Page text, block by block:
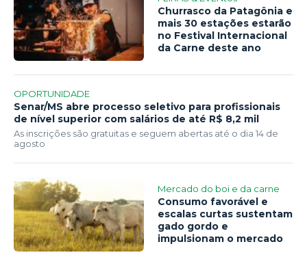
Churrasco da Patagônia e
mais 30 estações estarão
no Festival Internacional
da Carne deste ano
OPORTUNIDADE
Senar/MS abre processo seletivo para profissionais
de nível superior com salários de até R$ 8,2 mil
As inscrições são gratuitas e seguem abertas até o dia 14 de
agosto
Mercado do boi e da carne
Consumo favorável e
escalas curtas sustentam
gado gordo e
impulsionam o mercado